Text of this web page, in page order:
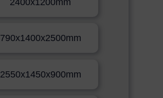
790x1400x2500mm
2550x1450x900mm